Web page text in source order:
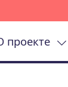
проекте